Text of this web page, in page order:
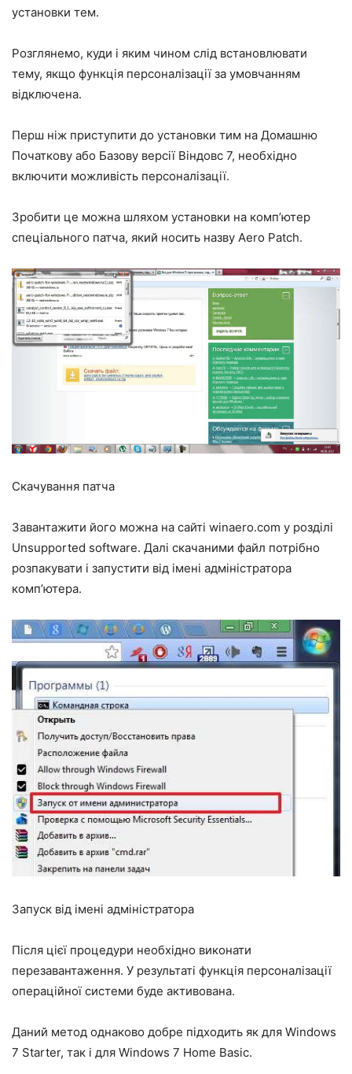
установки тем.
Розглянемо, куди і яким чином слід встановлювати
тему, якщо функція персоналізації за умовчанням
відключена.
Перш ніж приступити до установки тим на Домашню
Початкову або Базову версії Віндовс 7, необхідно
включити можливість персоналізації.
Зробити це можна шляхом установки на комп’ютер
спеціального патча, який носить назву Aero Patch.
Скачування патча
Завантажити його можна на сайті winaero.com у розділі
Unsupported software. Далі скачаними файл потрібно
розпакувати і запустити від імені адміністратора
комп’ютера.
Запуск від імені адміністратора
Після цієї процедури необхідно виконати
перезавантаження. У результаті функція персоналізації
операційної системи буде активована.
Даний метод однаково добре підходить як для Windows
7 Starter, так і для Windows 7 Home Basic.